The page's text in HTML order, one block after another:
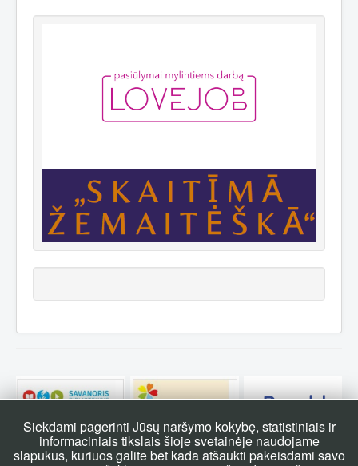
Siekdami pagerinti Jūsų naršymo kokybę, statistiniais ir
informaciniais tikslais šioje svetainėje naudojame
slapukus, kuriuos galite bet kada atšaukti pakeisdami savo